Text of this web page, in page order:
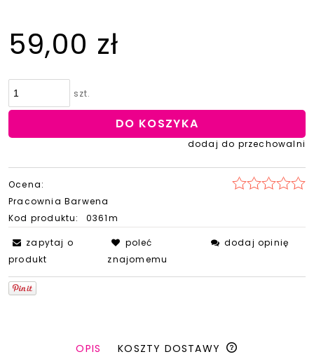
59,00 zł
szt.
DO KOSZYKA
dodaj do przechowalni
Ocena:
Pracownia Barwena
Kod produktu:
0361m
zapytaj o
produkt
poleć
znajomemu
dodaj opinię
OPIS KOSZTY DOSTAWY